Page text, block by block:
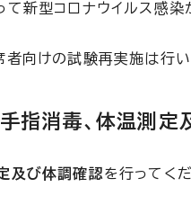
て新型コロナウイルス感
向けの試験再実施は行い
指消毒、体温測
及び体調確認を行ってくだ